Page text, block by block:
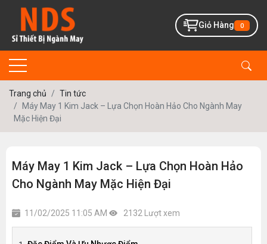
Giỏ Hàng 0
Trang chủ
Tin tức
Máy May 1 Kim Jack – Lựa Chọn Hoàn Hảo Cho Ngành May
Mặc Hiện Đại
Máy May 1 Kim Jack – Lựa Chọn Hoàn Hảo
Cho Ngành May Mặc Hiện Đại
11/02/2025 11:05 AM 2132 Lượt xem